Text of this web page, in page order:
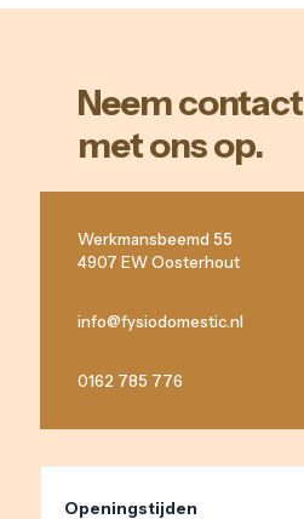
Neem contact
met ons op.
Werkmansbeemd 55
4907 EW Oosterhout
info@fysiodomestic.nl
0162 785 776
Openingstijden